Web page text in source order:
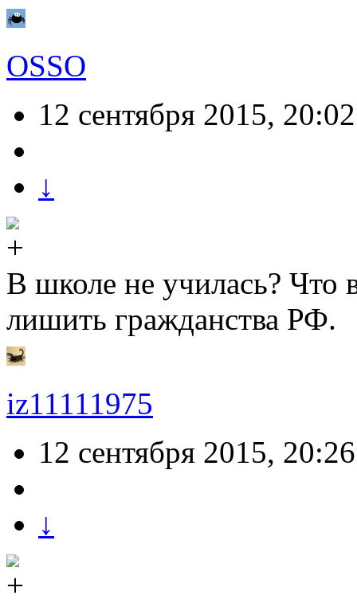
OSSO
12 сентября 2015, 20:02
↓
В школе не училась?
лишить гражданства РФ.
iz11111975
12 сентября 2015, 20:26
↓